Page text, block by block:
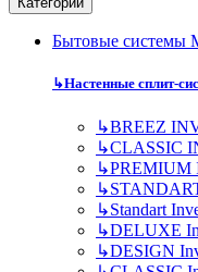
Бытовые системы
↳Настенные сплит-
↳BREEZ
↳CLASSIC
↳PREMIUM
↳
↳Standart
↳DELUXE
↳DESIGN